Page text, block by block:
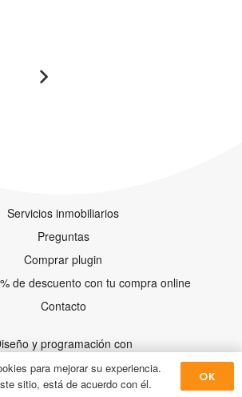
Servicios inmobiliarios
Preguntas
Comprar plugin
de descuento con tu compra online
Contacto
y programación con
para mejorar su experiencia.
sitio, está de acuerdo con él.
OK